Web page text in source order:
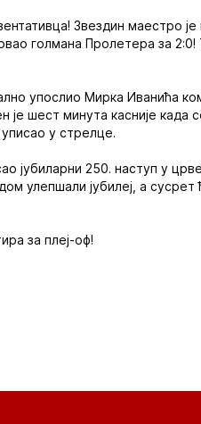
Звездин маестро
голмана Пролетера за 2:0!
упослио Мирка Иванића
шест минута касније када
у стрелце.
јубиларни 250. наступ у
улепшали јубилеј, а сусрет
за плеј-оф!